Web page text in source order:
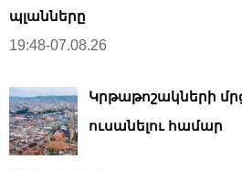
պլանները
19:48-07.08.26
Կրթաթոշակների
ուսանելու համար